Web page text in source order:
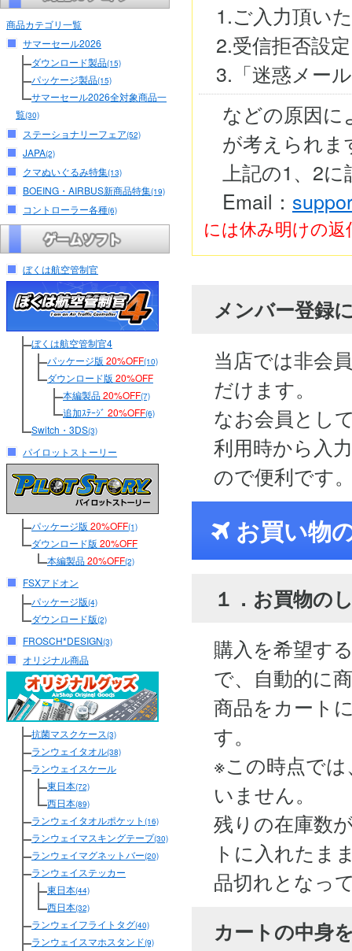
商品カテゴリ一覧
サマーセール2026
ダウンロード製品(15)
パッケージ製品(15)
サマーセール2026全対象商品一
覧(30)
ステーショナリーフェア(52)
JAPA(2)
クマぬいぐるみ特集(13)
BOEING・AIRBUS新商品特集(19)
コントローラー各種(6)
ぼくは航空管制官
ぼくは航空管制官4
パッケージ版 20%OFF(10)
ダウンロード版 20%OFF
本編製品20%OFF(7)
追加ｽﾃｰｼﾞ 20%OFF(6)
Switch・3DS(3)
パイロットストーリー
パッケージ版 20%OFF(1)
ダウンロード版 20%OFF
本編製品20%OFF(2)
FSXアドオン
パッケージ版(4)
ダウンロード版(2)
FROSCH*DESIGN(3)
オリジナル商品
抗菌マスクケース(3)
ランウェイタオル(38)
ランウェイスケール
東日本(72)
西日本(89)
ランウェイタオルポケット (16)
ランウェイマスキングテープ(30)
ランウェイマグネットバー(20)
ランウェイステッカー
東日本(44)
西日本(32)
ランウェイフライトタグ(40)
ランウェイスマホスタンド(9)
1.ご入力頂い
2.受信拒否設
3.「迷惑メー
などの原因
が考えられま
上記の1、2
Email：
には休み明けの
メンバー登録
当店では非会
だけます。
なお会員とし
利用時から入
ので便利です
お買い物
１．お買物の
購入を希望す
で、自動的に
商品をカート
す。
※この時点で
いません。
残りの在庫数
トに入れたま
品切れとなっ
カートの中身